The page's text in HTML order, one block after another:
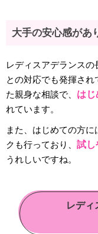
大手の安心感があ
レディスアデランス
との対応でも発揮さ
た親身な相談で、 は
れています。
また、はじめての方
クも行っており、 試し
うれしいですね。
レディ